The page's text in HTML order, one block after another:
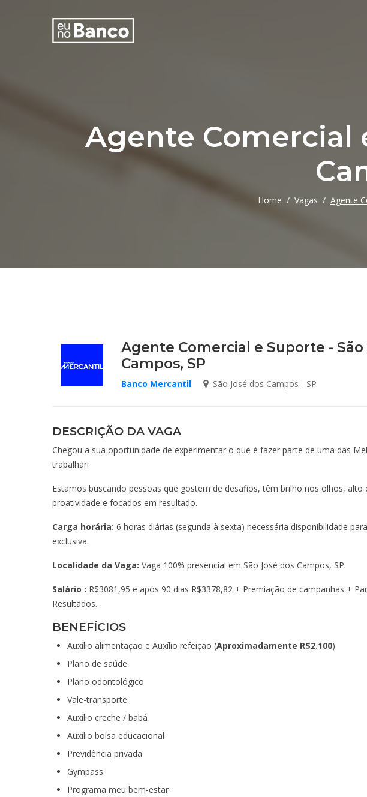
Agente Comercial
Home Vagas Agente
Agente Comercial e Suporte - São
Campos, SP
Banco Mercantil São José dos Campos - SP
DESCRIÇÃO DA VAGA
Chegou a sua oportunidade de experimentar o que é fazer parte de uma das
trabalhar!
Estamos buscando pessoas que gostem de desafios, têm brilho nos olhos,
proatividade e focados em resultado.
Carga horária: 6 horas diárias (segunda à sexta) necessária disponibilidade
exclusiva.
Localidade da Vaga: Vaga 100% presencial em São José dos Campos, SP.
Salário : R$3081,95 e após 90 dias R$3378,82 + Premiação de campanhas +
Resultados.
BENEFÍCIOS
Auxílio alimentação e Auxílio refeição (Aproximadamente R$2.100)
Plano de saúde
Plano odontológico
Vale-transporte
Auxílio creche / babá
Auxílio bolsa educacional
Previdência privada
Gympass
Programa meu bem-estar